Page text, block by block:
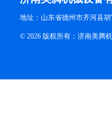
地址：山东省德州市齐河县
© 2026 版权所有：济南美腾